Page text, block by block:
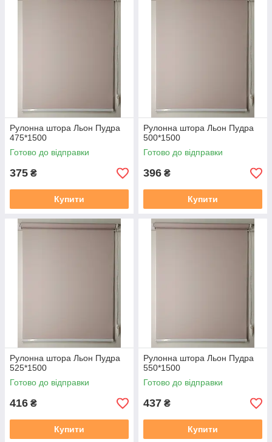
Рулонна штора Льон Пудра
475*1500
Готово до відправки
375 ₴
Купити
Рулонна штора Льон Пудра
500*1500
Готово до відправки
396 ₴
Купити
Рулонна штора Льон Пудра
525*1500
Готово до відправки
416 ₴
Купити
Рулонна штора Льон Пудра
550*1500
Готово до відправки
437 ₴
Купити